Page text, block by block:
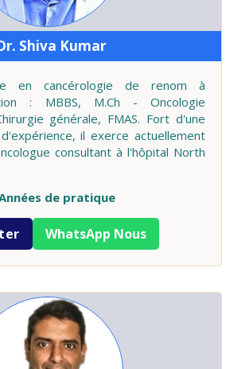
Shiva Kumar
en cancérologie de renom à
: MBBS, M.Ch - Oncologie
générale, FMAS. Fort d'une
il exerce actuellement
consultant à l'hôpital North
de pratique
WhatsApp Nous